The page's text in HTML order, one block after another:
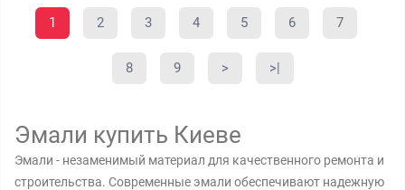
1 2 3 4 5 6 7
8 9 > >|
Эмали купить Киеве
Эмали - незаменимый материал для качественного ремонта и
строительства. Современные эмали обеспечивают надежную